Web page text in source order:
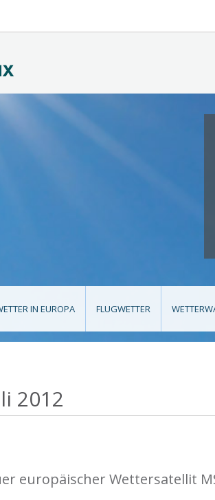
IN EUROPA FLUGWETTER
2012
europäischer Wettersatellit